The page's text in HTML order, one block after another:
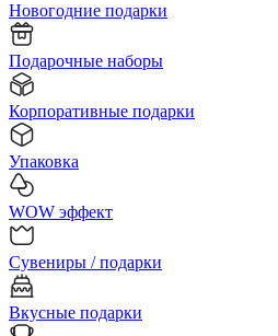
Новогодние подарки
Подарочные наборы
Корпоративные подарки
Упаковка
WOW эффект
Сувениры / подарки
Вкусные подарки